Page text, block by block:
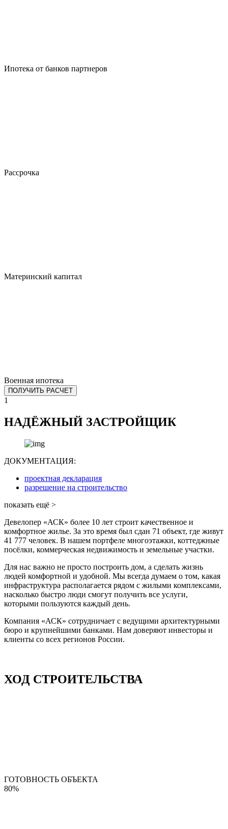
Ипотека от банков партнеров
Рассрочка
Материнский капитал
Военная ипотека
ПОЛУЧИТЬ РАСЧЕТ
1
НАДЁЖНЫЙ ЗАСТРОЙЩИК
ДОКУМЕНТАЦИЯ:
проектная декларация
разрешение на строительство
показать ещё >
Девелопер «АСК» более 10 лет строит качественное и
комфортное жилье. За это время был сдан 71 объект, где живут
41 777 человек. В нашем портфеле многоэтажки, коттеджные
посёлки, коммерческая недвижимость и земельные участки.
Для нас важно не просто построить дом, а сделать жизнь
людей комфортной и удобной. Мы всегда думаем о том, какая
инфраструктура располагается рядом с жилыми комплексами,
насколько быстро люди смогут получить все услуги,
которыми пользуются каждый день.
Компания «АСК» сотрудничает с ведущими архитектурными
бюро и крупнейшими банками. Нам доверяют инвесторы и
клиенты со всех регионов России.
ХОД СТРОИТЕЛЬСТВА
ГОТОВНОСТЬ ОБЪЕКТА
80%